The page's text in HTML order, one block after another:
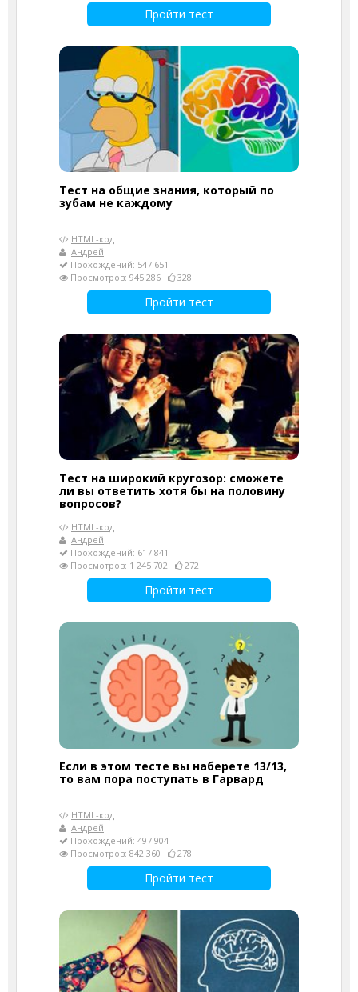
Пройти тест
Тест на общие знания, который по
зубам не каждому
HTML-код
Андрей
Прохождений: 547 651
Просмотров: 945 286
328
Пройти тест
Тест на широкий кругозор: сможете
ли вы ответить хотя бы на половину
вопросов?
HTML-код
Андрей
Прохождений: 617 841
Просмотров: 1 245 702
272
Пройти тест
Если в этом тесте вы наберете 13/13,
то вам пора поступать в Гарвард
HTML-код
Андрей
Прохождений: 497 904
Просмотров: 842 360
278
Пройти тест